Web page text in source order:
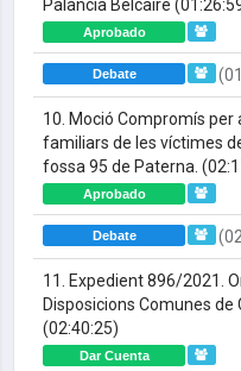
Palància Belcaire
Aprobado
Debate
10. Moció Compromís per
familiars de les víctimes
fossa 95 de Paterna.
Aprobado
Debate
11. Expedient 896/2021.
Disposicions Comunes de
(02:40:25)
Dar Cuenta